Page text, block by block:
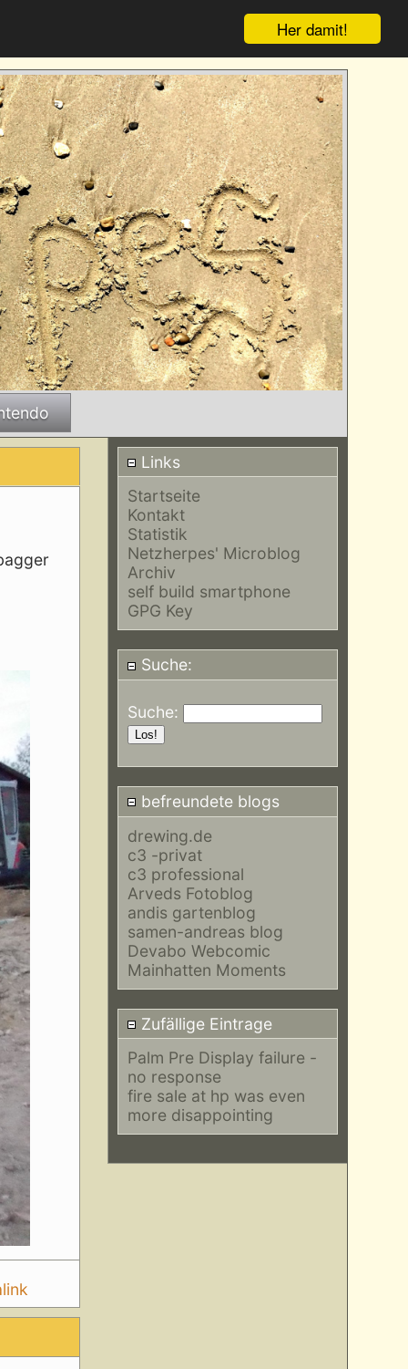
Her damit!
Links
Startseite
Kontakt
Statistik
Netzherpes' Microblog
Archiv
self build smartphone
GPG Key
Suche:
Suche:
befreundete blogs
drewing.de
c3 -privat
c3 professional
Arveds Fotoblog
andis gartenblog
samen-andreas blog
Devabo Webcomic
Mainhatten Moments
Zufällige Eintrage
Palm Pre Display failure -
no response
fire sale at hp was even
more disappointing